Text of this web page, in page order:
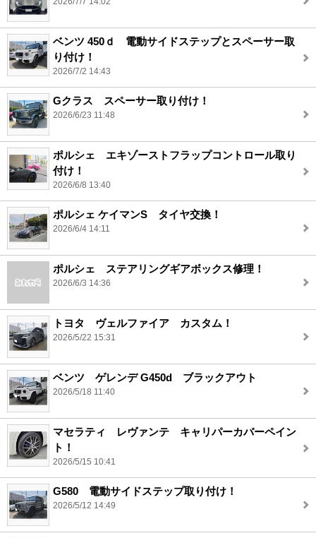
ベンツ 450ｄ 電動サイドステップとスペーサー取
り付け！
2026/7/2 14:43
Gクラス スペーサー取り付け！
2026/6/23 11:48
ポルシェ エキゾーストフラップコントロール取り
付け！
2026/6/8 13:40
ポルシェ ケイマンS タイヤ交換！
2026/6/4 14:11
ポルシェ ステアリングギアボックス修理！
2026/6/3 14:36
トヨタ ヴェルファイア カスタム！
2026/5/22 15:31
ベンツ ゲレンデ G450d ブラックアウト
2026/5/18 11:40
マセラティ レヴァンテ キャリパーカバーペイン
ト！
2026/5/15 10:41
G580 電動サイドステップ取り付け！
2026/5/12 14:49